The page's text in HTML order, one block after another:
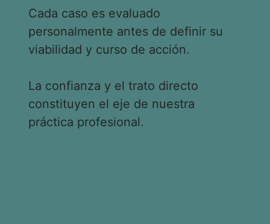
Cada caso es evaluado
personalmente antes de definir su
viabilidad y curso de acción.
La confianza y el trato directo
constituyen el eje de nuestra
práctica profesional.